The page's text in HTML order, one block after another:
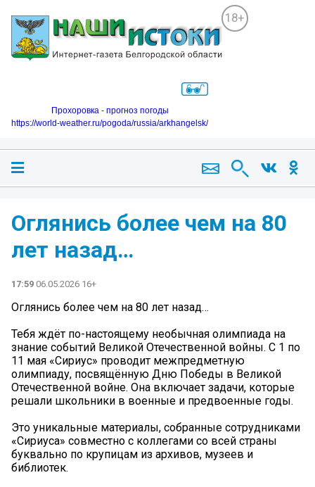
18+
Прохоровка - прогноз погоды
https://world-weather.ru/pogoda/russia/arkhangelsk/
Оглянись более чем на 80
лет назад…
17:59 06.05.2026 16+
Оглянись более чем на 80 лет назад…
Тебя ждёт по-настоящему необычная олимпиада на
знание событий Великой Отечественной войны. С 1 по
11 мая «Сириус» проводит межпредметную
олимпиаду, посвящённую Дню Победы в Великой
Отечественной войне. Она включает задачи, которые
решали школьники в военные и предвоенные годы.
Это уникальные материалы, собранные сотрудниками
«Сириуса» совместно с коллегами со всей страны
буквально по крупицам из архивов, музеев и
библиотек.